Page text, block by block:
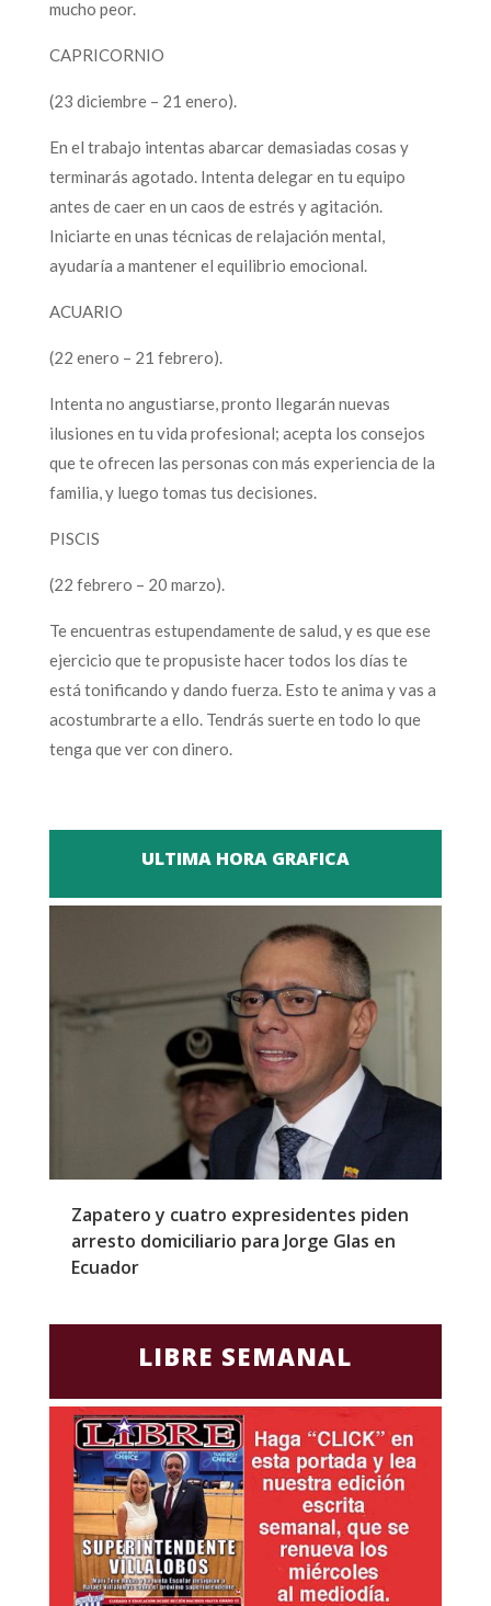
mucho peor.
CAPRICORNIO
(23 diciembre – 21 enero).
En el trabajo intentas abarcar demasiadas cosas y
terminarás agotado. Intenta delegar en tu equipo
antes de caer en un caos de estrés y agitación.
Iniciarte en unas técnicas de relajación mental,
ayudaría a mantener el equilibrio emocional.
ACUARIO
(22 enero – 21 febrero).
Intenta no angustiarse, pronto llegarán nuevas
ilusiones en tu vida profesional; acepta los consejos
que te ofrecen las personas con más experiencia de la
familia, y luego tomas tus decisiones.
PISCIS
(22 febrero – 20 marzo).
Te encuentras estupendamente de salud, y es que ese
ejercicio que te propusiste hacer todos los días te
está tonificando y dando fuerza. Esto te anima y vas a
acostumbrarte a ello. Tendrás suerte en todo lo que
tenga que ver con dinero.
ULTIMA HORA GRAFICA
Zapatero y cuatro expresidentes piden
arresto domiciliario para Jorge Glas en
Ecuador
LIBRE SEMANAL